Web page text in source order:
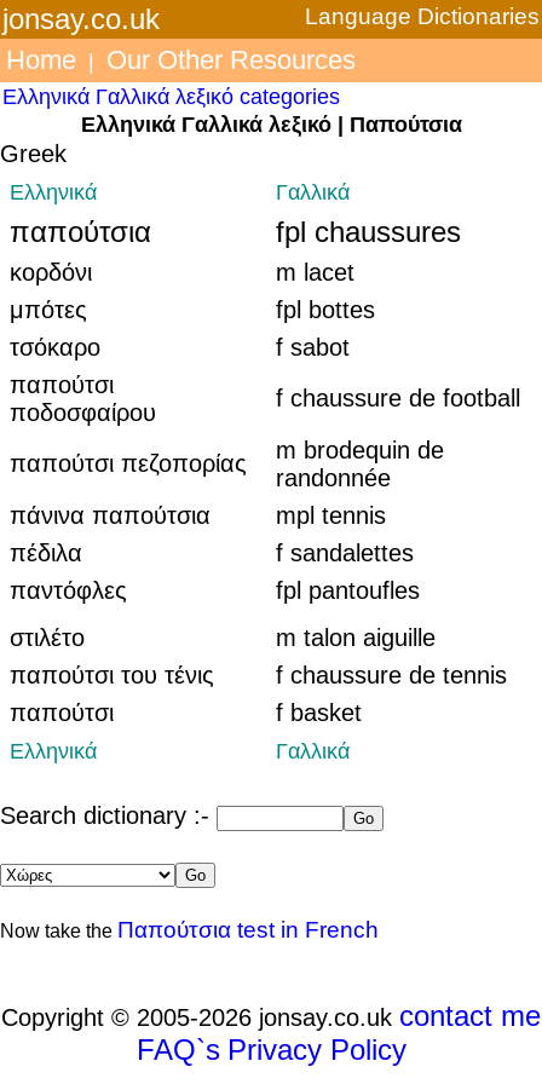
jonsay.co.uk Language Dictionaries
Home Our Other Resources
Ελληνικά Γαλλικά λεξικό categories
Ελληνικά Γαλλικά λεξικό | Παπούτσια
Greek
Ελληνικά Γαλλικά
παπούτσια fpl chaussures
κορδόνι
m lacet
μπότες
fpl bottes
τσόκαρο
f sabot
παπούτσι
ποδοσφαίρου
f chaussure de football
παπούτσι πεζοπορίας
m brodequin de
randonnée
πάνινα παπούτσια
mpl tennis
πέδιλα
f sandalettes
παντόφλες
fpl pantoufles
στιλέτο
m talon aiguille
παπούτσι του τένις
f chaussure de tennis
παπούτσι
f basket
Ελληνικά Γαλλικά
Search dictionary :-
Now take the Παπούτσια test in French
Copyright © 2005-2026 jonsay.co.uk contact me
FAQ`s Privacy Policy